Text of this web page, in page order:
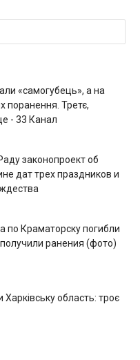
«самогубець», а на
поранення. Третє,
- 33 Канал
законопроект об
дат трех праздников и
по Краматорску погибли
ранения (фото)
Харківську область: троє